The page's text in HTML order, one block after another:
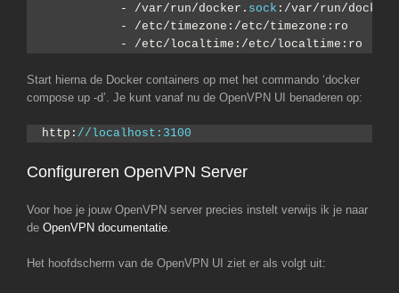
           - /var/run/docker.
sock :/var/run/docker.
           - /etc/timezone:/etc/timezone:ro
           - /etc/localtime:/etc/localtime:ro
Start hierna de Docker containers op met het commando ‘docker
compose up -d’. Je kunt vanaf nu de OpenVPN UI benaderen op:
http: //localhost:3100
Configureren OpenVPN Server
Voor hoe je jouw OpenVPN server precies instelt verwijs ik je naar
de OpenVPN documentatie.
Het hoofdscherm van de OpenVPN UI ziet er als volgt uit: